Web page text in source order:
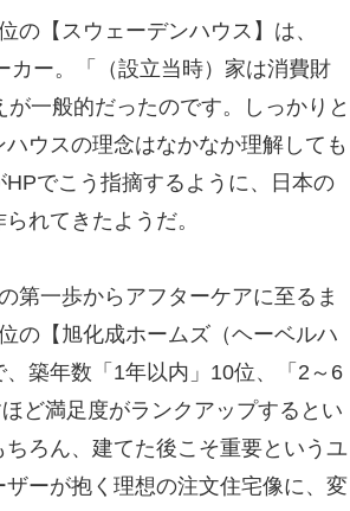
【スウェーデンハウス】は、
カー。「（設立当時）家は消費財
一般的だったのです。しっかりと
ウスの理念はなかなか理解しても
でこう指摘するように、日本の
れてきたようだ。
第一歩からアフターケアに至るま
の【旭化成ホームズ（ヘーベルハ
築年数「1年以内」10位、「2～6
ど満足度がランクアップするとい
ろん、建てた後こそ重要というユ
ーが抱く理想の注文住宅像に、変